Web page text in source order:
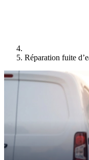
Réparation fuite